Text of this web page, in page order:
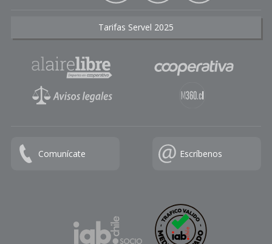
Tarifas Servel 2025
Comunícate Escríbenos